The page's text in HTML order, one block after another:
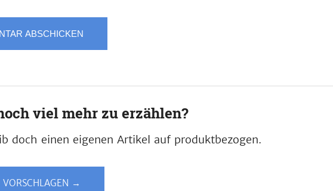
viel mehr zu erzählen?
doch einen eigenen Artikel auf produktbezogen.
VORSCHLAGEN →